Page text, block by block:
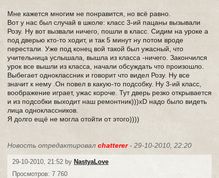
Мне кажется многим не понравится, но всё равно.
Вот у нас был случай в школе: класс 3-ий пацаны вызывали
Розу. Ну вот вызвали ничего, пошли в класс. Сидим на уроке а
под дверью кто-то ходит, и так 5 минут ну потом вроде
перестали. Уже под конец вой такой был ужасный, что
учительница услышала, вышла из класса -ничего. Закончился
урок все вышли из класса, начали обсуждать что произошло.
Выбегает одноклассник и говорит что видел Розу. Ну все
значит к нему .Он повел в какую-то подсобку. Ну 3-ий класс,
воображение играет, ужас короче. Тут дверь резко открывается
и из подсобки выходит наш ремонтник)))xD надо было видеть
лица одноклассников.
Я долго ещё не могла отойти от этого))))
Новость отредактировал chatterer- 29-10-2010, 22:20
29-10-2010, 21:52 by NastyaLove
Просмотров: 7 760